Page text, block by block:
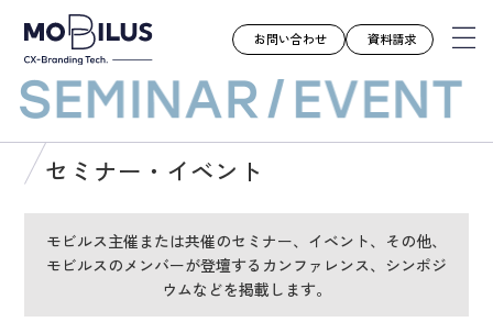
モビルスとは
導入事例
ユースケース
お知らせ
お問い合わせ 資料請求
セミナー・イベント
モビルス主催または共催のセミナー、イベント、その他、
モビルスのメンバーが登壇するカンファレンス、シンポジ
ウムなどを掲載します。